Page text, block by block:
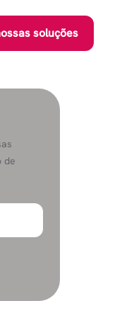
soluções
de